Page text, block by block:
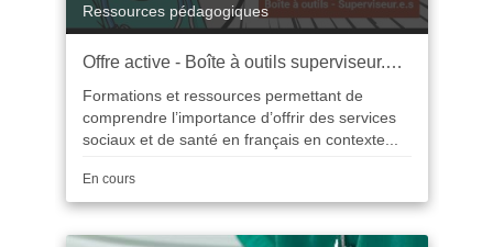
Catégorie
Ressources pédagogiques
Offre active - Boîte à outils superviseur.e.s
Formations et ressources permettant de
comprendre l’importance d’offrir des services
sociaux et de santé en français en contexte...
Durée
En cours